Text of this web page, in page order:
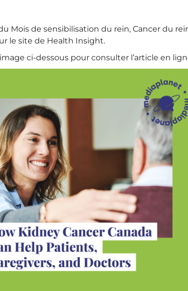
Mois de sensibilisation du rein, Cancer du
le site de Health Insight.
ci-dessous pour consulter l’article en